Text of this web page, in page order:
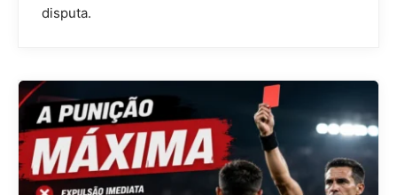
disputa.